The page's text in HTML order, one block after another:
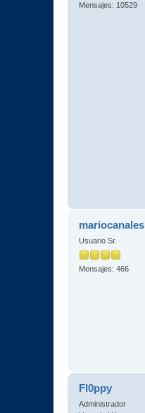
Mensajes: 10529
mariocanales
Usuario Sr.
Mensajes: 466
Fl0ppy
Administrador